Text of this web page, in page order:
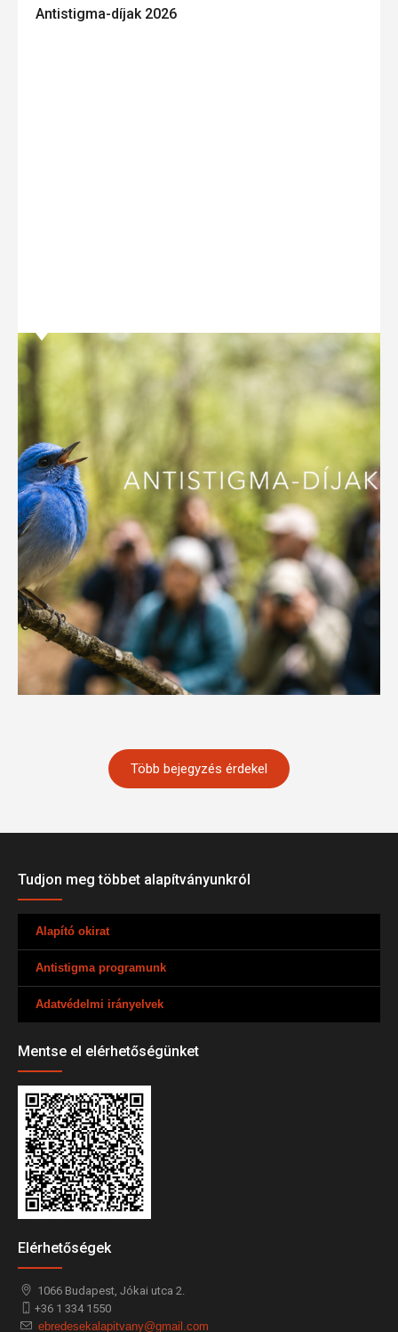
Antistigma-díjak 2026
Több bejegyzés érdekel
Tudjon meg többet alapítványunkról
Alapító okirat
Antistigma programunk
Adatvédelmi irányelvek
Mentse el elérhetőségünket
Elérhetőségek
1066Budapest, Jókai utca 2.
+36 1 334 1550
ebredesekalapitvany@gmail.com